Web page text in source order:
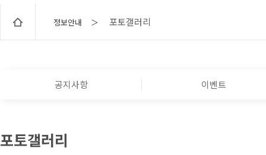
정보안내 ＞ 포토갤러리
공지사항 이벤트
포토갤러리